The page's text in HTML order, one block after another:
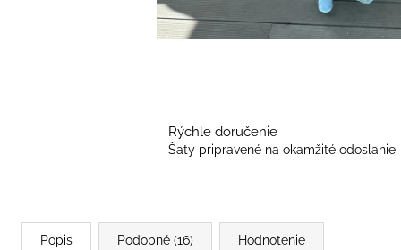
Rýchle doručenie
Šaty pripravené na okamžité
Popis Podobné (16) Hodnotenie